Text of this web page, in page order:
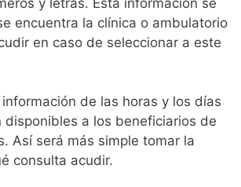
encuentra la clínica o ambulatorio
en caso de seleccionar a este
de las horas y los días
disponibles a los beneficiarios de
Así será más simple tomar la
consulta acudir.